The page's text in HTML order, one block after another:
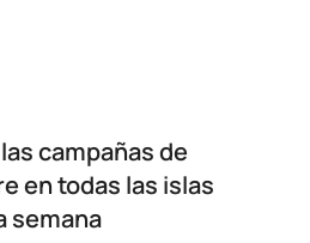
campañas de
en todas las islas
semana